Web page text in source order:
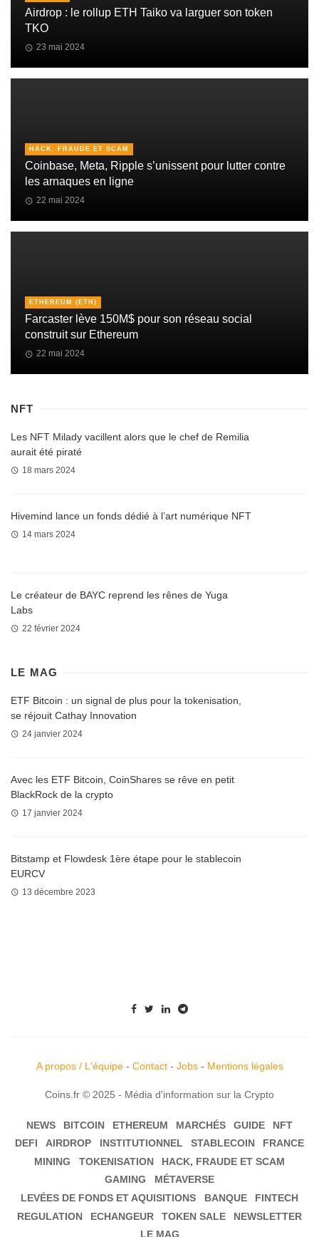
Airdrop : le rollup ETH Taiko va larguer son token
TKO
23 mai 2024
HACK, FRAUDE ET SCAM
Coinbase, Meta, Ripple s’unissent pour lutter contre
les arnaques en ligne
22 mai 2024
ETHEREUM (ETH)
Farcaster lève 150M$ pour son réseau social
construit sur Ethereum
22 mai 2024
NFT
Les NFT Milady vacillent alors que le chef de Remilia
aurait été piraté
18 mars 2024
Hivemind lance un fonds dédié à l’art numérique NFT
14 mars 2024
Le créateur de BAYC reprend les rênes de Yuga
Labs
22 février 2024
LE MAG
ETF Bitcoin : un signal de plus pour la tokenisation,
se réjouit Cathay Innovation
24 janvier 2024
Avec les ETF Bitcoin, CoinShares se rêve en petit
BlackRock de la crypto
17 janvier 2024
Bitstamp et Flowdesk 1ère étape pour le stablecoin
EURCV
13 décembre 2023
A propos / L'équipe- Contact- Jobs- Mentions légales
Coins.fr © 2025 - Média d'information sur la Crypto
NEWS BITCOIN ETHEREUM MARCHÉS GUIDE
NFT
DEFI
AIRDROP INSTITUTIONNEL STABLECOIN
FRANCE
MINING
TOKENISATION
HACK, FRAUDE ET SCAM
GAMING
MÉTAVERSE
LEVÉES DE FONDS ET AQUISITIONS
BANQUE
FINTECH
REGULATION
ECHANGEUR TOKEN SALE
NEWSLETTER
LE MAG